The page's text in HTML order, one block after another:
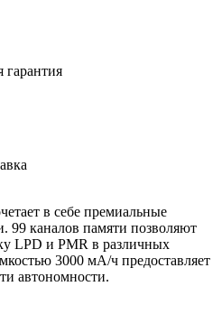
в себе премиальные
99 каналов памяти позволяют
LPD и PMR в различных
3000 мА/ч предоставляет
автономности.